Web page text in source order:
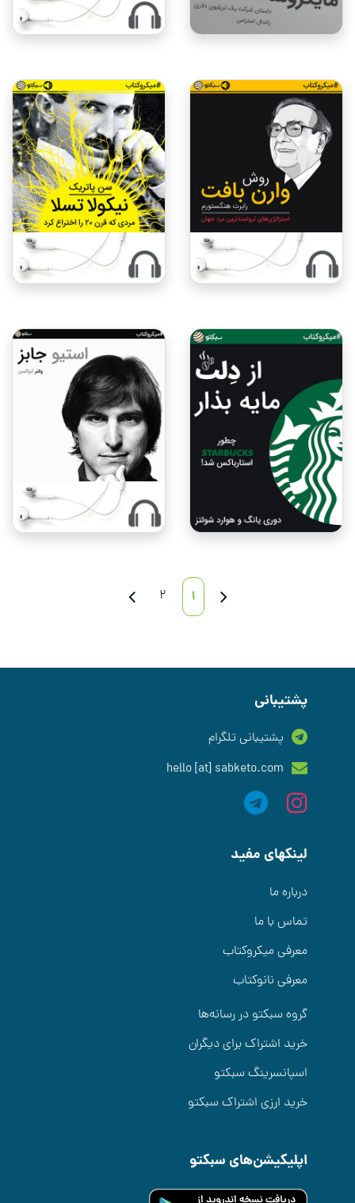
1
2
پشتیبانی
پشتیبانی تلگرام
hello [at] sabketo.com
لینکهای مفید
درباره ما
تماس با ما
معرفی میکروکتاب
معرفی نانوکتاب
گروه سبکتو در رسانه‌ها
خرید اشتراک برای دیگران
اسپانسرینگ سبکتو
خرید ارزی اشتراک سبکتو
اپلیکیشن‌های سبکتو